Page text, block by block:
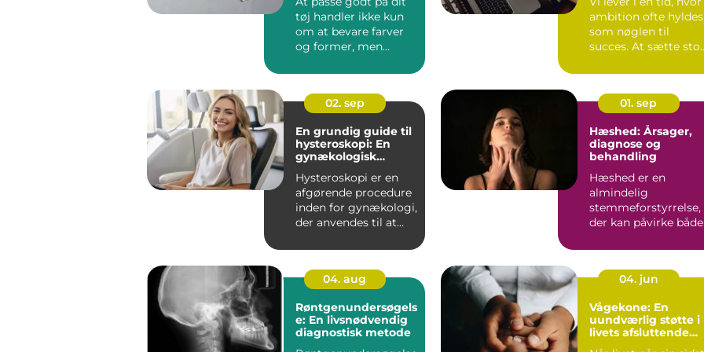
tøj handler ikke kun
om at bevare farver
og former, men
ambition ofte hyldes
som nøglen til
succes. At sætte
02. sep
En grundig guide til
hysteroskopi: En
gynækologisk
Hysteroskopi er en
afgørende procedure
inden for gynækologi,
der anvendes til at
01. sep
Hæshed: Årsager,
diagnose og
behandling
Hæshed er en
almindelig
stemmeforstyrrelse,
der kan påvirke både
04. aug
Røntgenundersøgels
e: En livsnødvendig
diagnostisk metode
04. jun
Vågekone: En
uundværlig støtte i
livets afsluttende